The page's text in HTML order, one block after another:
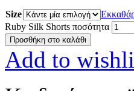
Size
Ruby Silk Shorts ποσότητα
Προσθήκη στο καλάθι
Add to